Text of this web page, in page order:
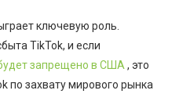
ключевую роль.
TikTok, и если
запрещено в США , это
по захвату мирового рынка